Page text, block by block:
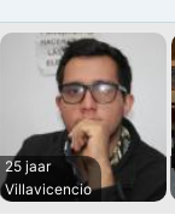
25 jaar
Villavicencio